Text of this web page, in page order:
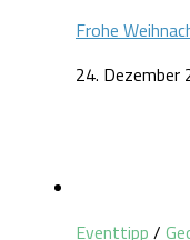
Frohe
24. Dezember
Eventtipp /